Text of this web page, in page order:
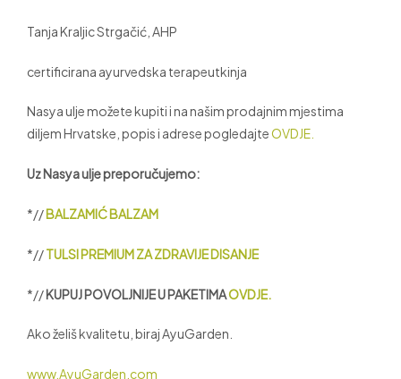
Tanja Kraljic Strgačić, AHP
certificirana ayurvedska terapeutkinja
Nasya ulje možete kupiti i na našim prodajnim mjestima
diljem Hrvatske, popis i adrese pogledajteOVDJE.
Uz Nasya ulje preporučujemo:
*//BALZAMIĆ BALZAM
*//TULSI PREMIUM ZA ZDRAVIJE DISANJE
*//KUPUJ POVOLJNIJE U PAKETIMAOVDJE.
Ako želiš kvalitetu, biraj AyuGarden.
www.AyuGarden.com